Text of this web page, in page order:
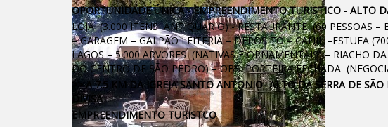
OPORTUNIDADE ÚNICA - EMPREENDIMENTO TURISTICO - ALTO
LOJA (3.000 ITENS ANTIQUARIO) - RESTAURANTE (60 PESSOAS –
– GARAGEM – GALPÃO LEITERIA – DEPÓSITO – CANIL –ESTUFA
LAGOS – 5.000 ARVORES (NATIVAS E ORNAMENTAIS) – RIACHO
DO CENTRO DE SÃO PEDRO) – OBS: PORTEIRA FECHADA
>> A 7.5 KM DA IGREJA SANTO ANTONIO- ALTO DA SERRA DE
DIVISA
EMPREENDIMENTO TURISTCO